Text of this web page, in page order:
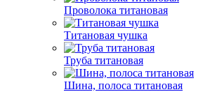
Проволока титановая
Титановая чушка
Труба титановая
Шина, полоса титановая